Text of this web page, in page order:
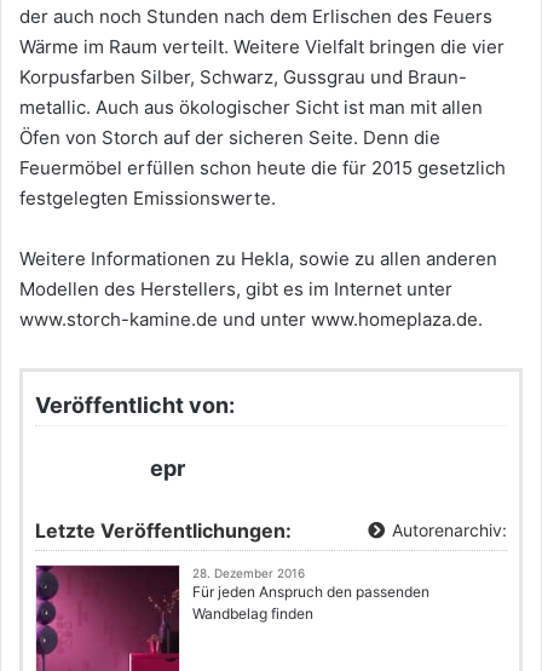
der auch noch Stunden nach dem Erlischen des Feuers
Wärme im Raum verteilt. Weitere Vielfalt bringen die vier
Korpusfarben Silber, Schwarz, Gussgrau und Braun-
metallic. Auch aus ökologischer Sicht ist man mit allen
Öfen von Storch auf der sicheren Seite. Denn die
Feuermöbel erfüllen schon heute die für 2015 gesetzlich
festgelegten Emissionswerte.
Weitere Informationen zu Hekla, sowie zu allen anderen
Modellen des Herstellers, gibt es im Internet unter
www.storch-kamine.de und unter www.homeplaza.de.
Veröffentlicht von:
epr
Letzte Veröffentlichungen: Autorenarchiv:
28. Dezember 2016
Für jeden Anspruch den passenden
Wandbelag finden